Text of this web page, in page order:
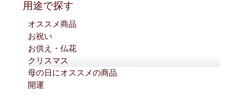
用途で探す
オススメ商品
お祝い
お供え・仏花
クリスマス
母の日にオススメの商品
開運